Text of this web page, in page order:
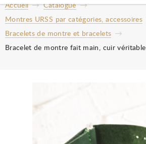
Accueil
Catalogue
Montres URSS par catégories, accessoires
Bracelets de montre et bracelets
Bracelet de montre fait main, cuir véritable